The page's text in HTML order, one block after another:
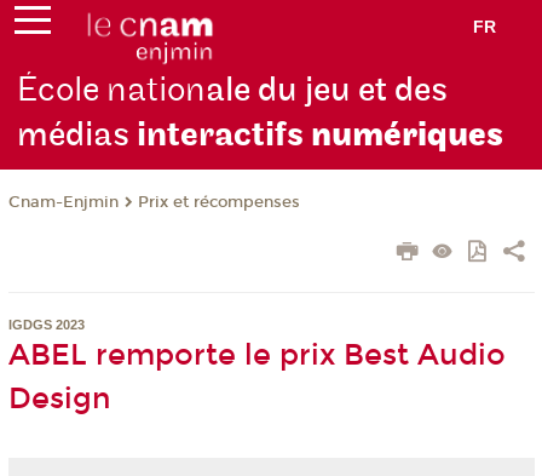
FR
École nationale du jeu et des
médias interactifs numériques
Cnam-Enjmin Prix et récompenses
IGDGS 2023
ABEL remporte le prix Best Audio
Design